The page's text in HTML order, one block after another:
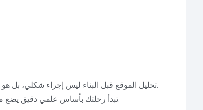
تحليل الموقع قبل البناء ليس إجراء شكلي، بل هو.
مع PEC، تبدأ رحلتك بأساس علمي دقيق يضع مشروعك على الطريق الصحيح من اليوم الأول.